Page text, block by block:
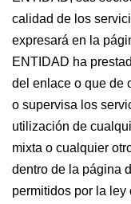
calidad de los
expresará en la
ENTIDAD ha
del enlace o que de
o supervisa los
utilización de
mixta o cualquier
dentro de la página
permitidos por la ley